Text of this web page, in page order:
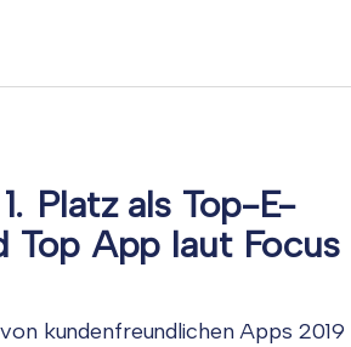
Platz als Top-E-
Top App laut Focus
kundenfreundlichen Apps 2019